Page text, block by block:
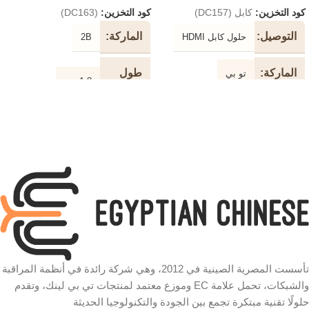
كود التخزين: كابل (DC157)
التوصيل حلول كابل HDMI
الماركة تو بي
كابل فالت المقاوم للتشابك موصل
ذهبي عالي الجودة النحاس النقي
الطول 20 م
كود التخزين: (DC163)
الماركة 2B
طول
1.8 متر
HDMI
دقة
شكل
الكابل
دائري
تأسست المصرية الصينية في 2012، وهي شركة رائدة في أنظمة المراقبة
والشبكات، تحمل علامة EC وموزع معتمد لمنتجات تي بي لينك، وتقدم
حلولًا تقنية مبتكرة تجمع بين الجودة والتكنولوجيا الحديثة